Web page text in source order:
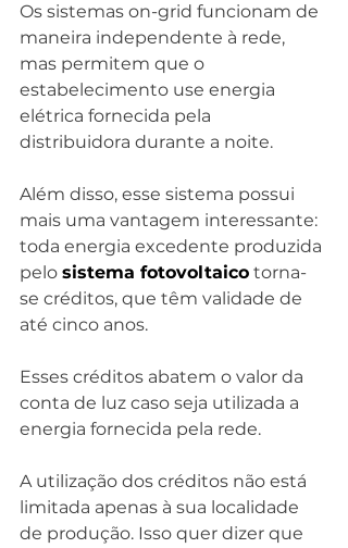
Os sistemas on-grid funcionam de
maneira independente à rede,
mas permitem que o
estabelecimento use energia
elétrica fornecida pela
distribuidora durante a noite.
Além disso, esse sistema possui
mais uma vantagem interessante:
toda energia excedente produzida
pelo sistema fotovoltaico torna-
se créditos, que têm validade de
até cinco anos.
Esses créditos abatem o valor da
conta de luz caso seja utilizada a
energia fornecida pela rede.
A utilização dos créditos não está
limitada apenas à sua localidade
de produção. Isso quer dizer que